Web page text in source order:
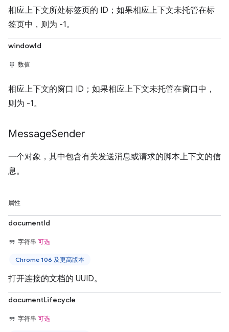
相应上下文所处标签页的 ID；如果相应上下文未托管在标
签页中，则为 -1。
windowId
数值
相应上下文的窗口 ID；如果相应上下文未托管在窗口中，
则为 -1。
MessageSender
一个对象，其中包含有关发送消息或请求的脚本上下文的信
息。
属性
documentId
字符串 可选
Chrome 106 及更高版本
打开连接的文档的 UUID。
documentLifecycle
字符串 可选